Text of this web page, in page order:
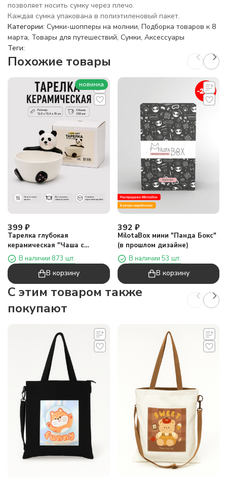
позволяет носить сумку через плечо.
Каждая сумка упакована в полиэтиленовый пакет.
Категории: Сумки-шопперы на молнии, Подборка товаров к 8
марта, Товары для путешествий, Сумки, Аксессуары
Теги:
Похожие товары
новинка
399 ₽
Тарелка глубокая
керамическая "Чаша с
пандой", 13 х 15 х 15 см
В наличии 873 шт.
В корзину
392 ₽
MilotaBox мини "Панда Бокс"
(в прошлом дизайне)
В наличии 53 шт.
В корзину
C этим товаром также
покупают